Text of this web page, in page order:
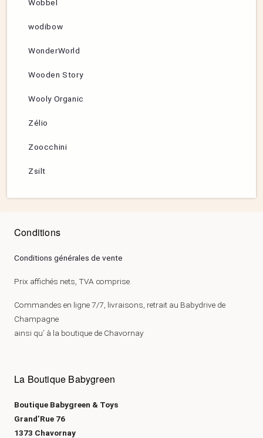
Wobbel
wodibow
WonderWorld
Wooden Story
Wooly Organic
Zélio
Zoocchini
Zsilt
Conditions
Conditions générales de vente
Prix affichés nets, TVA comprise.
Commandes en ligne 7/7, livraisons, retrait au Babydrive de
Champagne
ainsi qu’ à la boutique de Chavornay
La Boutique Babygreen
Boutique Babygreen & Toys
Grand’Rue 76
1373 Chavornay